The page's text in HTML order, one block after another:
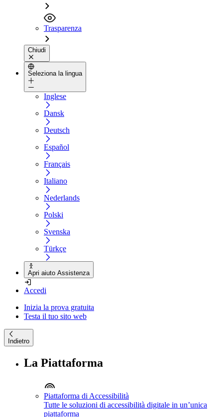
Trasparenza
Chiudi
Seleziona la lingua
Inglese
Dansk
Deutsch
Español
Français
Italiano
Nederlands
Polski
Svenska
Türkçe
Apri aiuto Assistenza
Accedi
Inizia la prova gratuita
Testa il tuo sito web
Indietro
La Piattaforma
Piattaforma di Accessibilità
Tutte le soluzioni di accessibilità digitale in un’unica
piattaforma